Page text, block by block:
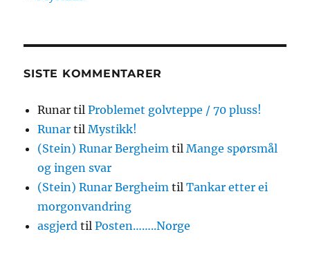
SISTE KOMMENTARER
Runar tilProblemet golvteppe / 70 pluss!
Runar tilMystikk!
(Stein) Runar Bergheim tilMange spørsmål
og ingen svar
(Stein) Runar Bergheim tilTankar etter ei
morgonvandring
asgjerd tilPosten……..Norge